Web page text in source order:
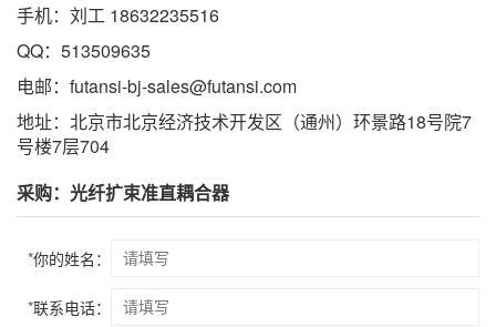
手机：刘工 18632235516
QQ：513509635
电邮：futansi-bj-sales@futansi.com
地址：北京市北京经济技术开发区（通州）环景路18号院7
号楼7层704
采购：光纤扩束准直耦合器
*你的姓名：
*联系电话：